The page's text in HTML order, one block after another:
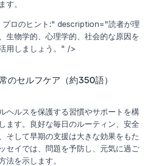
す。
ロのヒント:" description="読者が理
生物学的、心理学的、社会的な原因を
用しましょう。" />
のセルフケア（約350語）
ヘルスを保護する習慣やサポートを構
ます。良好な毎日のルーティン、安全
そして早期の支援は大きな効果をもた
セイでは、問題を予防し、元気に過ご
法を示します。